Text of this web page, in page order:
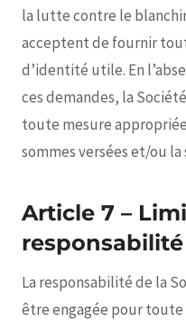
la lutte contre le
acceptent de fournir
d’identité utile. En
ces demandes, la
toute mesure
sommes versées et/ou
Article 7 –
responsabilité
La responsabilité de la
être engagée pour